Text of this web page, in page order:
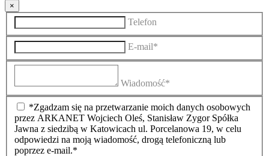
×
Telefon
E-mail*
Wiadomość*
*Zgadzam się na przetwarzanie moich danych osobowych
przez ARKANET Wojciech Oleś, Stanisław Zygor Spółka
Jawna z siedzibą w Katowicach ul. Porcelanowa 19, w celu
odpowiedzi na moją wiadomość, drogą telefoniczną lub
poprzez e-mail.*